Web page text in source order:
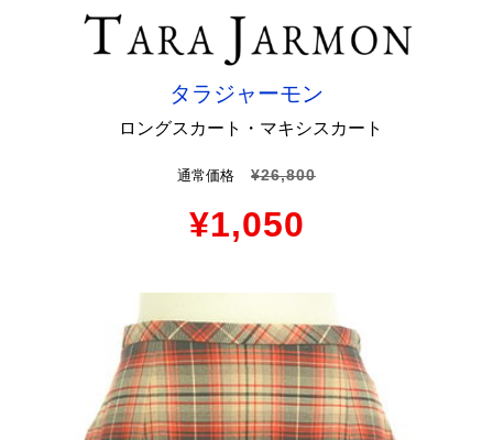
タラジャーモン
ロングスカート・マキシスカート
通常価格 ¥26,800
¥1,050